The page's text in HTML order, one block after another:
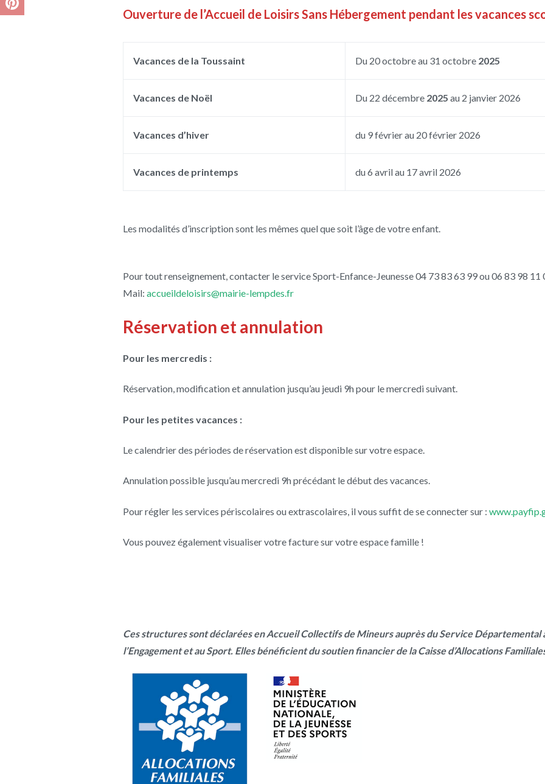
Ouverture de l’Accueil de Loisirs Sans Hébergement pendant les vacances
Vacances de la Toussaint Du 20 octobre au 31 octobre 2025
Vacances de Noël Du 22 décembre 2025 au 2 janvier 2026
Vacances d’hiver du 9 février au 20 février 2026
Vacances de printemps du 6 avril au 17 avril 2026
Les modalités d’inscription sont les mêmes quel que soit l’âge de votre enfant.
Pour tout renseignement, contacter le service Sport-Enfance-Jeunesse 04 73 83 63 99 ou 06 83 98 11
Mail: accueildeloisirs@mairie-lempdes.fr
Réservation et annulation
Pour les mercredis :
Réservation, modification et annulation jusqu’au jeudi 9h pour le mercredi suivant.
Pour les petites vacances :
Le calendrier des périodes de réservation est disponible sur votre espace.
Annulation possible jusqu’au mercredi 9h précédant le début des vacances.
Pour régler les services périscolaires ou extrascolaires, il vous suffit de se connecter sur :
Vous pouvez également visualiser votre facture sur votre espace famille !
Ces structures sont déclarées en Accueil Collectifs de Mineurs auprès du Service Départemental
l’Engagement et au Sport. Elles bénéficient du soutien financier de la Caisse d’Allocations